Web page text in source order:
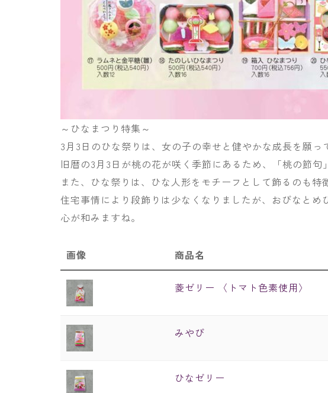
～ひなまつり特集～
3月3日のひな祭りは、女の子の幸せと健やかな成長を願っ
旧暦の3月3日が桃の花が咲く季節にあるため、「桃の節句
また、ひな祭りは、ひな人形をモチーフとして飾るのも特
住宅事情により段飾りは少なくなりましたが、おびなとめ
心が和みますね。
画像 商品名
菱ゼリー 〈トマト色素使用〉
みやび
ひなゼリー